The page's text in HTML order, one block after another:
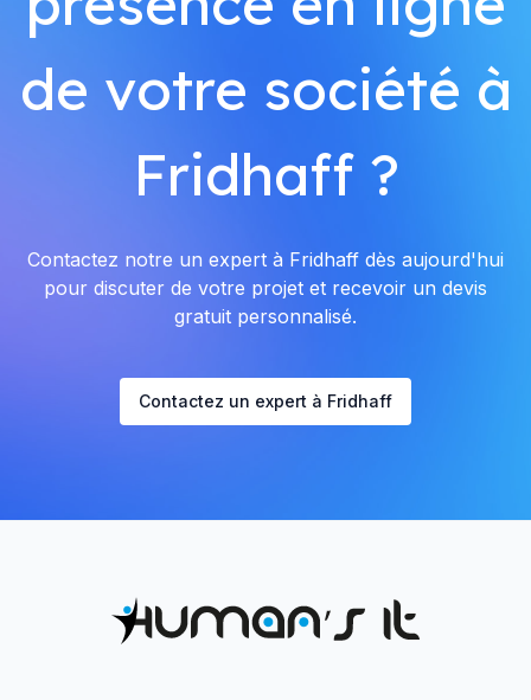
de votre société à
Fridhaff ?
Contactez notre un expert à Fridhaff dès aujourd'hui
pour discuter de votre projet et recevoir un devis
gratuit personnalisé.
Contactez un expert à Fridhaff